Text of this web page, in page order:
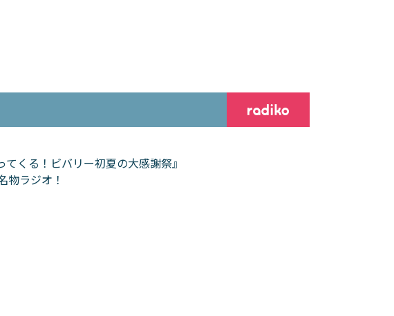
くる！ビバリー初夏の大感謝祭』
物ラジオ！